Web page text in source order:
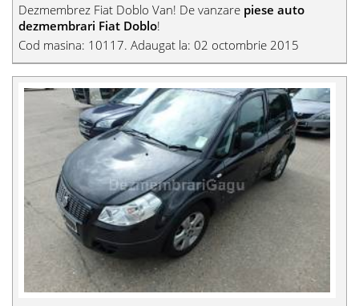
Dezmembrez Fiat Doblo Van! De vanzare piese auto
dezmembrari Fiat Doblo!
Cod masina: 10117. Adaugat la: 02 octombrie 2015